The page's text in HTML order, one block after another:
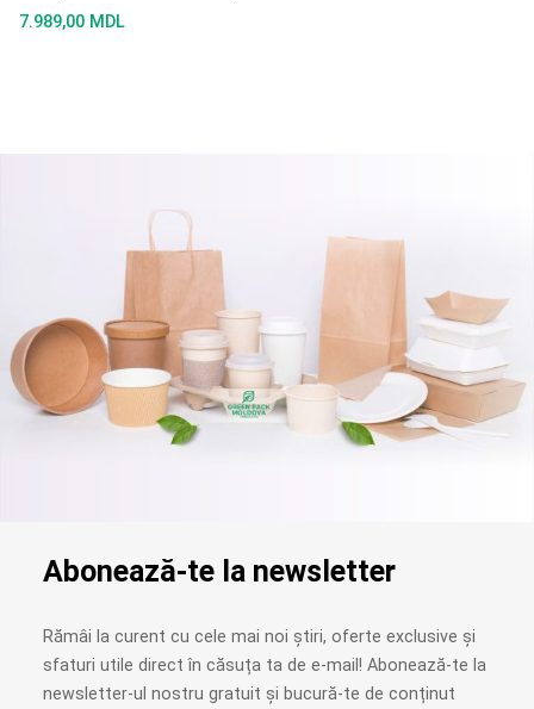
7.989,00 MDL
Abonează-te la newsletter
Rămâi la curent cu cele mai noi știri, oferte exclusive și
sfaturi utile direct în căsuța ta de e-mail! Abonează-te la
newsletter-ul nostru gratuit și bucură-te de conținut